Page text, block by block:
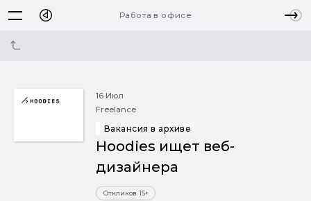
Работа в офисе
16 Июл
Freelance
Вакансия в архиве
Hoodies ищет веб-
дизайнера
Откликов 15+